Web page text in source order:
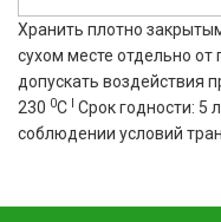
Хранить плотно
сухом месте отдельно
допускать воздействия
230 0C l Срок годности: 5
соблюдении условий